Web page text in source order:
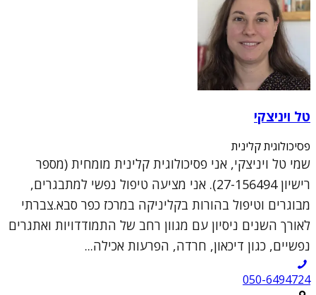
טל ויניצקי
פסיכולוגית קלינית
שמי טל ויניצקי, אני פסיכולוגית קלינית מומחית (מספר
רישיון 27-156494). אני מציעה טיפול נפשי למתבגרים,
מבוגרים וטיפול בהורות בקליניקה במרכז כפר סבא.צברתי
לאורך השנים ניסיון עם מגוון רחב של התמודדויות ואתגרים
נפשיים, כגון דיכאון, חרדה, הפרעות אכילה...
050-6494724